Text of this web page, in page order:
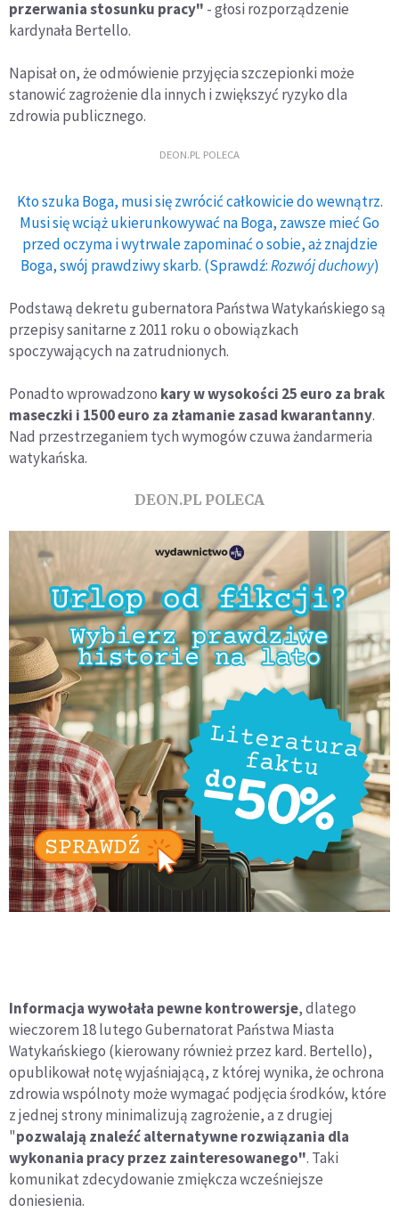
przerwania stosunku pracy" - głosi rozporządzenie
kardynała Bertello.
Napisał on, że odmówienie przyjęcia szczepionki może
stanowić zagrożenie dla innych i zwiększyć ryzyko dla
zdrowia publicznego.
DEON.PL POLECA
Kto szuka Boga, musi się zwrócić całkowicie do wewnątrz.
Musi się wciąż ukierunkowywać na Boga, zawsze mieć Go
przed oczyma i wytrwale zapominać o sobie, aż znajdzie
Boga, swój prawdziwy skarb. (Sprawdź:Rozwój duchowy)
Podstawą dekretu gubernatora Państwa Watykańskiego są
przepisy sanitarne z 2011 roku o obowiązkach
spoczywających na zatrudnionych.
Ponadto wprowadzono kary w wysokości 25 euro za brak
maseczki i 1500 euro za złamanie zasad kwarantanny.
Nad przestrzeganiem tych wymogów czuwa żandarmeria
watykańska.
DEON.PL POLECA
Informacja wywołała pewne kontrowersje, dlatego
wieczorem 18 lutego Gubernatorat Państwa Miasta
Watykańskiego (kierowany również przez kard. Bertello),
opublikował notę wyjaśniającą, z której wynika, że ochrona
zdrowia wspólnoty może wymagać podjęcia środków, które
z jednej strony minimalizują zagrożenie, a z drugiej
"pozwalają znaleźć alternatywne rozwiązania dla
wykonania pracy przez zainteresowanego". Taki
komunikat zdecydowanie zmiękcza wcześniejsze
doniesienia.